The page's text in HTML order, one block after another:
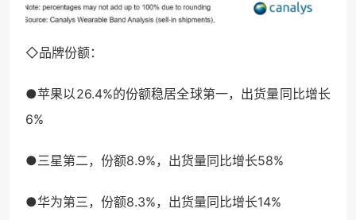
◇品牌份额：
●苹果以26.4%的份额稳居全球第一，出货量同比增长
6%
●三星第二，份额8.9%，出货量同比增长58%
●华为第三，份额8.3%，出货量同比增长14%